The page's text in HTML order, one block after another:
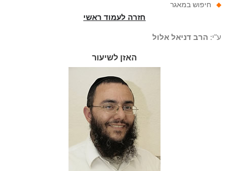
חיפוש במאגר
חזרה לעמוד ראשי
הרב דניאל אלול
האזן לשיעור